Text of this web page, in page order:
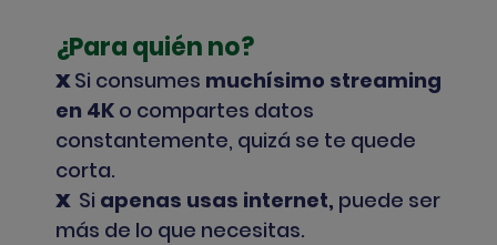
¿Para quién no?
XSi consumes muchísimo streaming
en 4K o compartes datos
constantemente, quizá se te quede
corta.
X Si apenas usas internet, puede ser
más de lo que necesitas.